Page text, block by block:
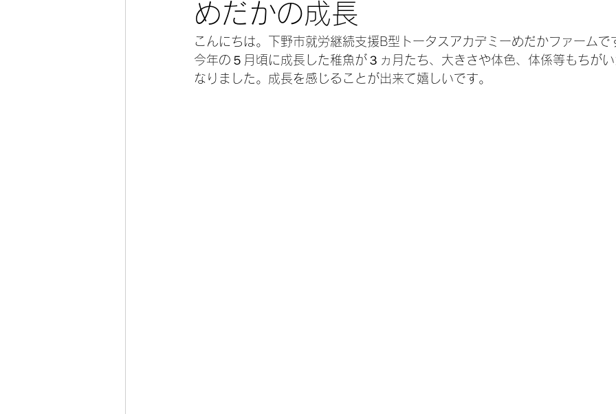
めだかの成長
こんにちは。下野市就労継続支援B型トータスアカデミーめだかファームで
今年の５月頃に成長した稚魚が３ヵ月たち、大きさや体色、体係等もちが
なりました。成長を感じることが出来て嬉しいです。